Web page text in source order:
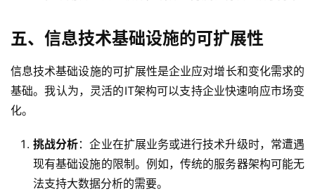
五、信息技术基础设施的可扩展性
信息技术基础设施的可扩展性是企业应对增长和变化需求的
基础。我认为，灵活的IT架构可以支持企业快速响应市场变
化。
挑战分析：企业在扩展业务或进行技术升级时，常遭遇
现有基础设施的限制。例如，传统的服务器架构可能无
法支持大数据分析的需要。